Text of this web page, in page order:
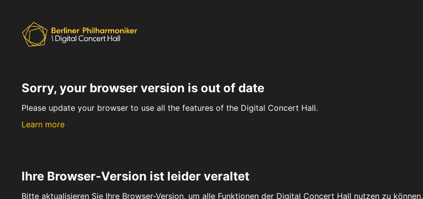
Sorry, your browser version is out of date
Please update your browser to use all the features of the Digital Concert Hall.
Learn more
Ihre Browser-Version ist leider veraltet
Bitte aktualisieren Sie Ihre Browser-Version, um alle Funktionen der Digital Concert Hall nutzen zu können.